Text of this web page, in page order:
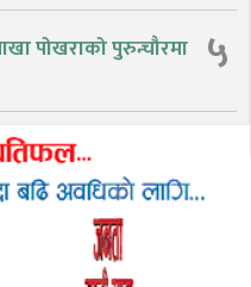
पोखराको पुरुन्चौरमा
५